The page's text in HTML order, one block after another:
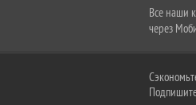
Все наши
через